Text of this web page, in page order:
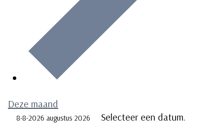
Deze maand
8-8-2026 augustus 2026 Selecteer een datum.